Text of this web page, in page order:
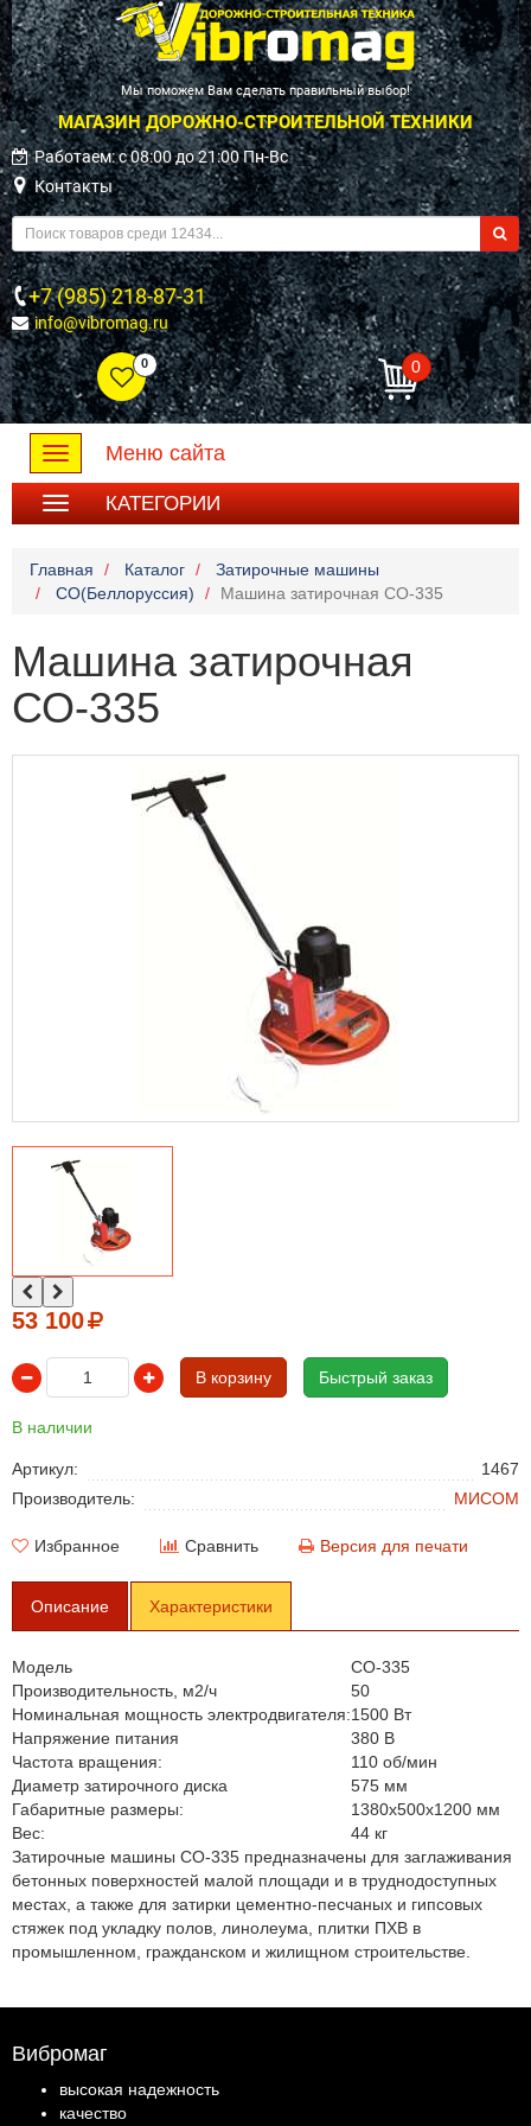
Мы поможем Вам сделать правильный выбор!
МАГАЗИН ДОРОЖНО-СТРОИТЕЛЬНОЙ ТЕХНИКИ
Работаем: c 08:00 до 21:00 Пн-Вс
Контакты
+7 (985) 218-87-31
info@vibromag.ru
0 0
Toggle
navigation
Меню сайта
КАТЕГОРИИ
Главная Каталог
Затирочные машины
СО(Беллоруссия)
Машина затирочная СО-335
Машина затирочная
СО-335
53 100
В корзину Быстрый заказ
В наличии
Артикул:
1467
Производитель:
МИСОМ
Избранное Сравнить Версия для печати
Описание Характеристики
Модель
СО-335
Производительность, м2/ч
50
Номинальная мощность электродвигателя:1500 Вт
Напряжение питания
380 В
Частота вращения:
110 об/мин
Диаметр затирочного диска
575 мм
Габаритные размеры:
1380х500х1200 мм
Вес:
44 кг
Затирочные машины СО-335 предназначены для заглаживания
бетонных поверхностей малой площади и в труднодоступных
местах, а также для затирки цементно-песчаных и гипсовых
стяжек под укладку полов, линолеума, плитки ПХВ в
промышленном, гражданском и жилищном строительстве.
Вибромаг
высокая надежность
качество